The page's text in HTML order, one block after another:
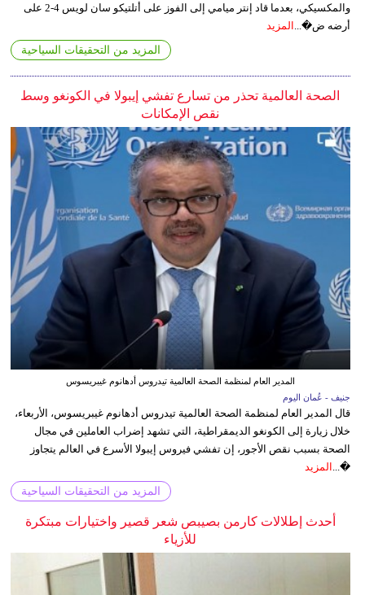
والمكسيكي، بعدما قاد إنتر ميامي إلى الفوز على أتلتيكو سان لويس 4-2 على
أرضه ض�...
المزيد
المزيد من التحقيقات السياحية
الصحة العالمية تحذر من تسارع تفشي إيبولا في الكونغو وسط
نقص الإمكانات
المدير العام لمنظمة الصحة العالمية تيدروس أدهانوم غيبريسوس
جنيف - عُمان اليوم
قال المدير العام لمنظمة الصحة العالمية تيدروس أدهانوم غيبريسوس، الأربعاء،
خلال زيارة إلى الكونغو الديمقراطية، التي تشهد إضراب العاملين في مجال
الصحة بسبب نقص الأجور، إن تفشي فيروس إيبولا الأسرع في العالم يتجاوز
�... المزيد
المزيد من التحقيقات السياحية
أحدث إطلالات كارمن بصيبص شعر قصير واختيارات مبتكرة
للأزياء